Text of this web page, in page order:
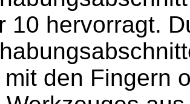
10 hervorragt.
den Fingern